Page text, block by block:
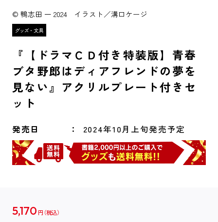
© 鴨志田 一 2024 イラスト／溝口ケージ
『【ドラマＣＤ付き特装版】青春
ブタ野郎はディアフレンドの夢を
見ない』アクリルプレート付きセ
ット
発売日 2024年10月上旬発売予定
5,170 円